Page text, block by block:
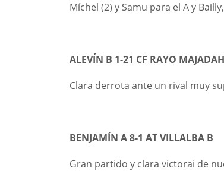
Míchel (2) y Samu para el A y
ALEVÍN B 1-21 CF RAYO
Clara derrota ante un rival muy
BENJAMÍN A 8-1 AT VILLALBA B
Gran partido y clara victorai de